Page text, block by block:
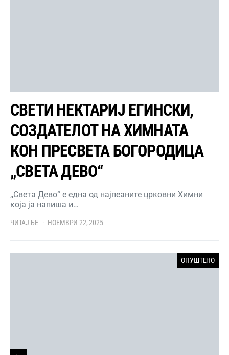
СВЕТИ НЕКТАРИЈ ЕГИНСКИ,
СОЗДАТЕЛОТ НА ХИМНАТА
КОН ПРЕСВЕТА БОГОРОДИЦА
„СВЕТА ДЕВО“
,,Света Дево“ е една од најпеаните црковни Химни
која ја напиша и…
ЧИТАЈ БЕ НОЕМВРИ 22, 2025
ОПУШТЕНО